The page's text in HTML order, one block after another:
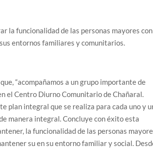
la funcionalidad de las personas mayores con
entornos familiares y comunitarios.
“acompañamos a un grupo importante de
el Centro Diurno Comunitario de Chañaral.
plan integral que se realiza para cada uno y
manera integral. Concluye con éxito esta
la funcionalidad de las personas
su en su entorno familiar y social.